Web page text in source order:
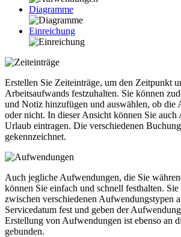
Diagramme
Einreichung
Erstellen Sie Zeiteinträge, um den Zeitpunkt
Arbeitsaufwands festzuhalten. Sie können
und Notiz hinzufügen und auswählen, ob die
oder nicht. In dieser Ansicht können Sie auch
Urlaub eintragen. Die verschiedenen
gekennzeichnet.
Auch jegliche Aufwendungen, die Sie
können Sie einfach und schnell festhalten.
zwischen verschiedenen Aufwendungstypen
Servicedatum fest und geben der
Erstellung von Aufwendungen ist ebenso an
gebunden.